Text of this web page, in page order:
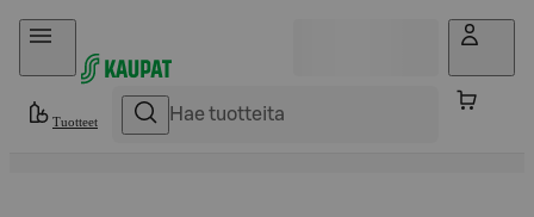
Hyppää sisältöön
Tuotteet